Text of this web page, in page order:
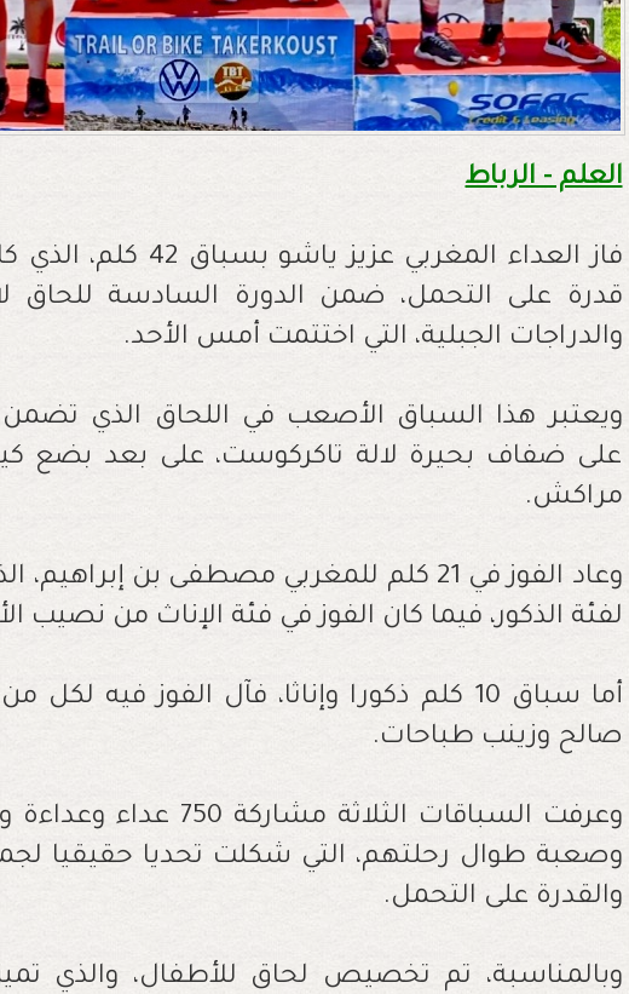
العلم - الرباط
فاز العداء المغربي
قدرة على التحمل، ضمن الدورة السادسة للحاق
والدراجات الجبلية، التي اختتمت أمس الأحد.
ويعتبر هذا السباق الأصعب في اللحاق الذي
على ضفاف بحيرة لالة تاكركوست، على بعد بضع
مراكش.
وعاد الفوز في 21 كلم للمغربي مصطفى بن
لفئة الذكور، فيما كان الفوز في فئة الإناث من نصيب
أما سباق 10 كلم ذكورا وإناثا، فآل الفوز فيه
صالح وزينب طباحات.
وعرفت السباقات الثلاثة
وصعبة طوال رحلتهم، التي شكلت تحديا حقيقيا
والقدرة على التحمل.